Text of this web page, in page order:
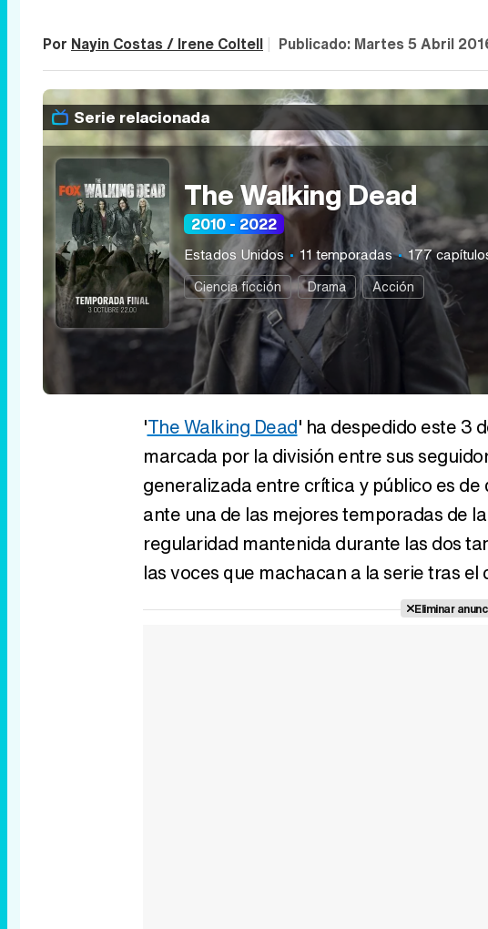
Por Nayin Costas / Irene Coltell | Publicado: Martes 5 Abril
Serie relacionada
The Walking Dead
2010 - 2022
Estados Unidos 11 temporadas 177
Ciencia ficción Drama Acción
'The Walking Dead' ha despedido este 3
marcada por la división entre sus
generalizada entre crítica y público es
ante una de las mejores temporadas de
regularidad mantenida durante las dos
las voces que machacan a la serie tras
Eliminar